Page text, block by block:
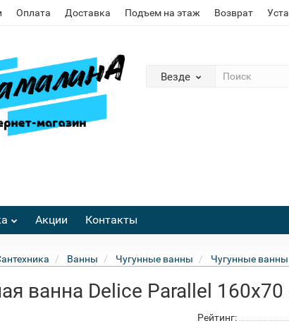
Оплата Доставка Подъем на этаж Возврат
Везде
Акции Контакты
Ванны Чугунные ванны Чугунные ванны
ванна Delice Parallel
Рейтинг: